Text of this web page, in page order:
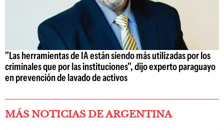
"Las herramientas de IA están siendo más utilizadas por los
criminales que por las instituciones", dijo experto paraguayo
en prevención de lavado de activos
MÁS NOTICIAS DE ARGENTINA